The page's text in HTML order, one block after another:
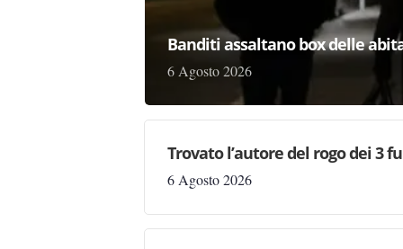
Banditi assaltano box delle
6 Agosto 2026
Trovato l’autore del rogo dei 3
6 Agosto 2026